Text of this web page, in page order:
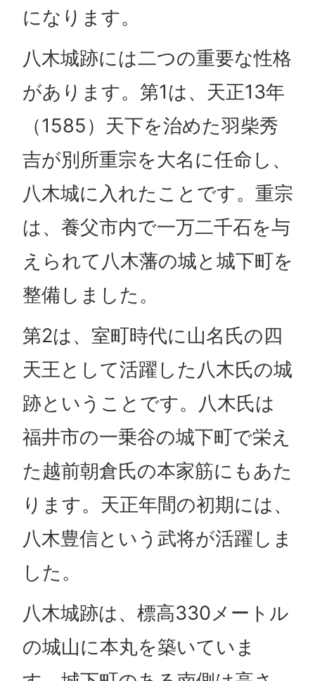
になります。
八木城跡には二つの重要な性格
があります。第1は、天正13年
（1585）天下を治めた羽柴秀
吉が別所重宗を大名に任命し、
八木城に入れたことです。重宗
は、養父市内で一万二千石を与
えられて八木藩の城と城下町を
整備しました。
第2は、室町時代に山名氏の四
天王として活躍した八木氏の城
跡ということです。八木氏は
福井市の一乗谷の城下町で栄え
た越前朝倉氏の本家筋にもあた
ります。天正年間の初期には、
八木豊信という武将が活躍しま
した。
八木城跡は、標高330メートル
の城山に本丸を築いていま